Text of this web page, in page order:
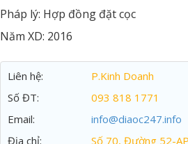
Pháp lý: Hợp đồng đặt cọc
Năm XD: 2016
Liên hệ:
P.Kinh Doanh
Số ĐT:
093 818 1771
Email:
info@diaoc247.info
Địa chỉ:
Số 70, Đường 52-